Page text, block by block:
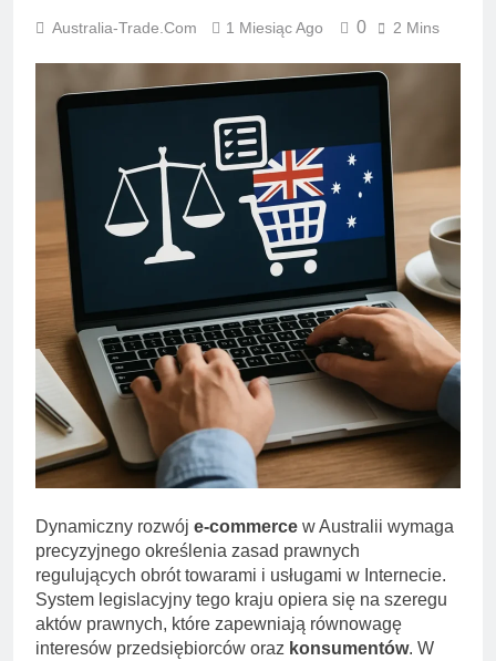
Australia-Trade.com 1 Miesiąc Ago 0 2 Mins
Dynamiczny rozwój e-commerce w Australii wymaga
precyzyjnego określenia zasad prawnych
regulujących obrót towarami i usługami w Internecie.
System legislacyjny tego kraju opiera się na szeregu
aktów prawnych, które zapewniają równowagę
interesów przedsiębiorców oraz konsumentów. W